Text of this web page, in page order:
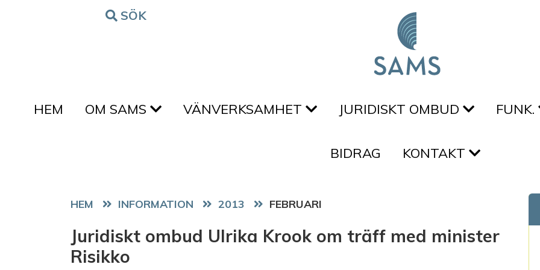
Hoppa till innehålletSÖK
HEM OM SAMS VÄNVERKSAMHET JURIDISKT OMBUD FUNK.
BIDRAG KONTAKT
HEM 2013 FEBRUARI
Juridiskt ombud Ulrika Krook om träff med minister
Risikko